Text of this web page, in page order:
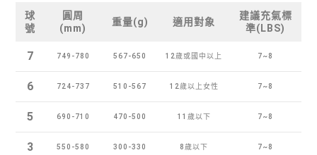
球
號
圓周
(mm)
重量(g) 適用對象
建議充氣標
準(LBS)
7 749-780 567-650 12歲或國中以上 7~8
6 724-737 510-567 12歲以上女性 7~8
5 690-710 470-500 11歲以下 7~8
3 550-580 300-330 8歲以下 7~8